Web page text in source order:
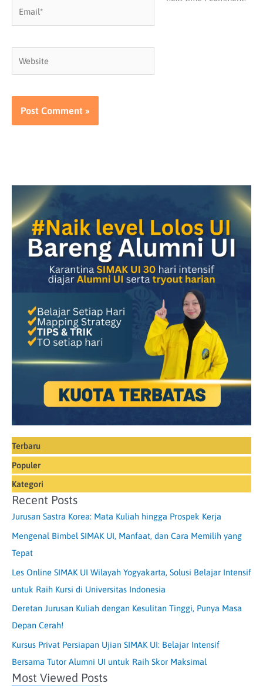
Terbaru
Populer
Kategori
Recent Posts
Jurusan Sastra Korea: Mata Kuliah hingga Prospek Kerja
Mengenal Bimbel SIMAK UI, Manfaat, dan Cara Memilih yang
Tepat
Les Online SIMAK UI Wilayah Yogyakarta, Solusi Belajar Intensif
untuk Raih Kursi di Universitas Indonesia
Deretan Jurusan Kuliah dengan Kesulitan Tinggi, Punya Masa
Depan Cerah!
Kursus Privat Persiapan Ujian SIMAK UI: Belajar Intensif
Bersama Tutor Alumni UI untuk Raih Skor Maksimal
Most Viewed Posts